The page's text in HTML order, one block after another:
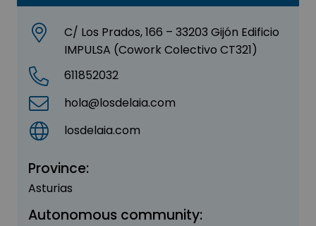
C/ Los Prados, 166 – 33203 Gijón Edificio
IMPULSA (Cowork Colectivo CT321)
611852032
hola@losdelaia.com
losdelaia.com
Province:
Asturias
Autonomous community: